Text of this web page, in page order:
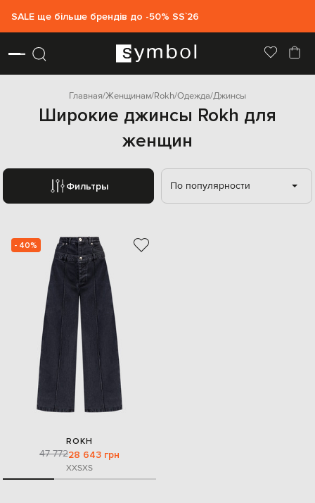
SALE ще більше брендів до -50% SS`26
Главная Женщинам Rokh Одежда Джинсы
Широкие джинсы Rokh для
женщин
Фильтры По популярности
- 40%
ROKH
47 77228 643 грн
XXSXS